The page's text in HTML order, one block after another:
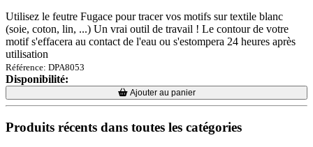
Utilisez le feutre Fugace pour tracer vos motifs sur textile blanc
(soie, coton, lin, ...) Un vrai outil de travail ! Le contour de votre
motif s'effacera au contact de l'eau ou s'estompera 24 heures après
utilisation
Référence: DPA8053
Disponibilité:
Loading...
Loading... Ajouter au panier
Produits récents dans toutes les catégories